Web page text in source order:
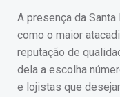
A presença da
como o maior
reputação de
dela a escolha
e lojistas que